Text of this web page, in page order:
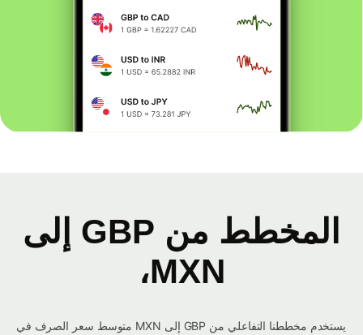
المخطط من GBP إلى
MXN،
يستخدم مخططنا التفاعلي من GBP إلى MXN متوسط ​​سعر الصرف في